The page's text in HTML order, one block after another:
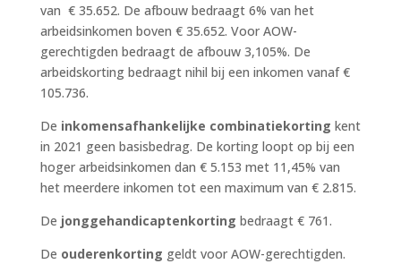
van € 35.652. De afbouw bedraagt 6% van het
arbeidsinkomen boven € 35.652. Voor AOW-
gerechtigden bedraagt de afbouw 3,105%. De
arbeidskorting bedraagt nihil bij een inkomen vanaf €
105.736.
De inkomensafhankelijke combinatiekorting kent
in 2021 geen basisbedrag. De korting loopt op bij een
hoger arbeidsinkomen dan € 5.153 met 11,45% van
het meerdere inkomen tot een maximum van € 2.815.
De jonggehandicaptenkorting bedraagt € 761.
De ouderenkorting geldt voor AOW-gerechtigden.